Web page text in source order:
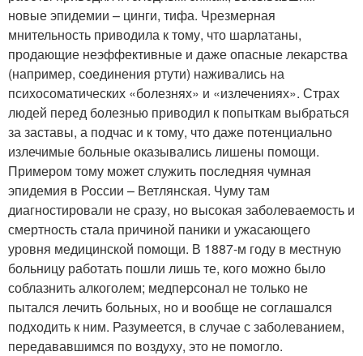
новые эпидемии – цинги, тифа. Чрезмерная
мнительность приводила к тому, что шарлатаны,
продающие неэффективные и даже опасные лекарства
(например, соединения ртути) наживались на
психосоматических «болезнях» и «излечениях». Страх
людей перед болезнью приводил к попыткам выбраться
за заставы, а подчас и к тому, что даже потенциально
излечимые больные оказывались лишены помощи.
Примером тому может служить последняя чумная
эпидемия в России – Ветлянская. Чуму там
диагностировали не сразу, но высокая заболеваемость и
смертность стала причиной паники и ужасающего
уровня медицинской помощи. В 1887-м году в местную
больницу работать пошли лишь те, кого можно было
соблазнить алкоголем; медперсонал не только не
пытался лечить больных, но и вообще не соглашался
подходить к ним. Разумеется, в случае с заболеванием,
передававшимся по воздуху, это не помогло.